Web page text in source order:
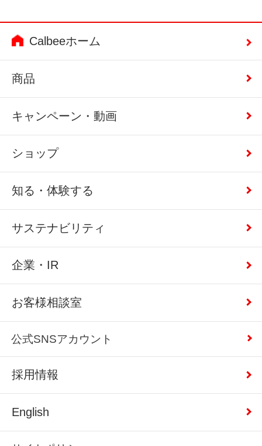
Calbeeホーム
商品
キャンペーン・動画
ショップ
知る・体験する
サステナビリティ
企業・IR
お客様相談室
公式SNSアカウント
採用情報
English